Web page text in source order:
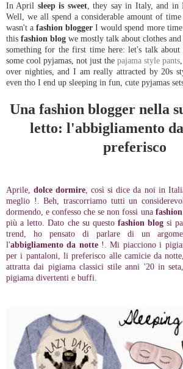
In April sleep is sweet, they say in Italy, and in
Well, we all spend a considerable amount of
wasn't afashion blogger I would spend more
this fashion blog we mostly talk about clothes
something for the first time here: let's talk about
some cool pyjamas, not just the pajama style pants
over nighties, and I am really attracted by 20s
even tho I end up sleeping in fun, cute pyjamas
Una fashion blogger nella
letto: l'abbigliamento
preferisco
Aprile,dolce dormire , così si dice da noi in
meglio !. Beh, trascorriamo tutti un
dormendo, e confesso che se non fossi una
più a letto. Dato che su questo fashion blog si
trend, ho pensato di parlare di un
l'abbigliamento da notte!. Mi piacciono i
per i pantaloni, li preferisco alle camicie da
attratta dai pigiama classici stile anni '20 in
pigiama divertenti e buffi.